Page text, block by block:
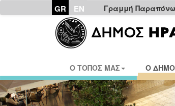
GR EN Γραμμή
Ο ΤΟΠΟΣ ΜΑΣ Ο